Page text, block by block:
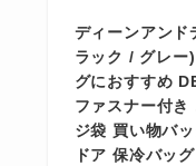
ディーンアン
ラック / グレー
グにおすすめ
ファスナー付き
ジ袋 買い物バ
ドア 保冷バッ